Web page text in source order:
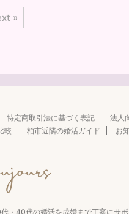
»
特定商取引法に基づく表記 法人
較 柏市近隣の婚活ガイド お
40代の婚活を成婚まで丁寧にサポ